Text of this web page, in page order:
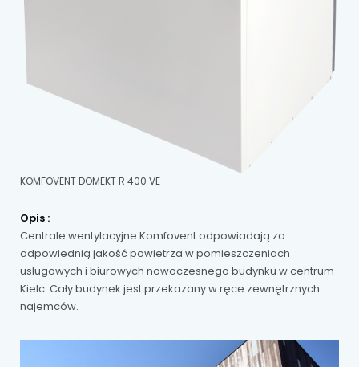
KOMFOVENT DOMEKT R 400 VE
Opis :
Centrale wentylacyjne Komfovent odpowiadają za
odpowiednią jakość powietrza w pomieszczeniach
usługowych i biurowych nowoczesnego budynku w centrum
Kielc. Cały budynek jest przekazany w ręce zewnętrznych
najemców.